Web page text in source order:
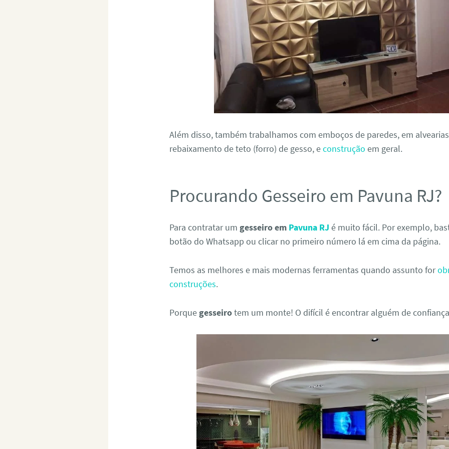
Além disso, também trabalhamos com emboços de paredes, em
rebaixamento de teto (forro) de gesso, econstrução em geral.
Procurando Gesseiro em Pavuna RJ?
Para contratar um gesseiro em Pavuna RJ é muito fácil. Por exemplo,
botão do Whatsapp ou clicar no primeiro número lá em cima da página.
Temos as melhores e mais modernas ferramentas quando assunto for
construções.
Porque gesseirotem um monte! O difícil é encontrar alguém de